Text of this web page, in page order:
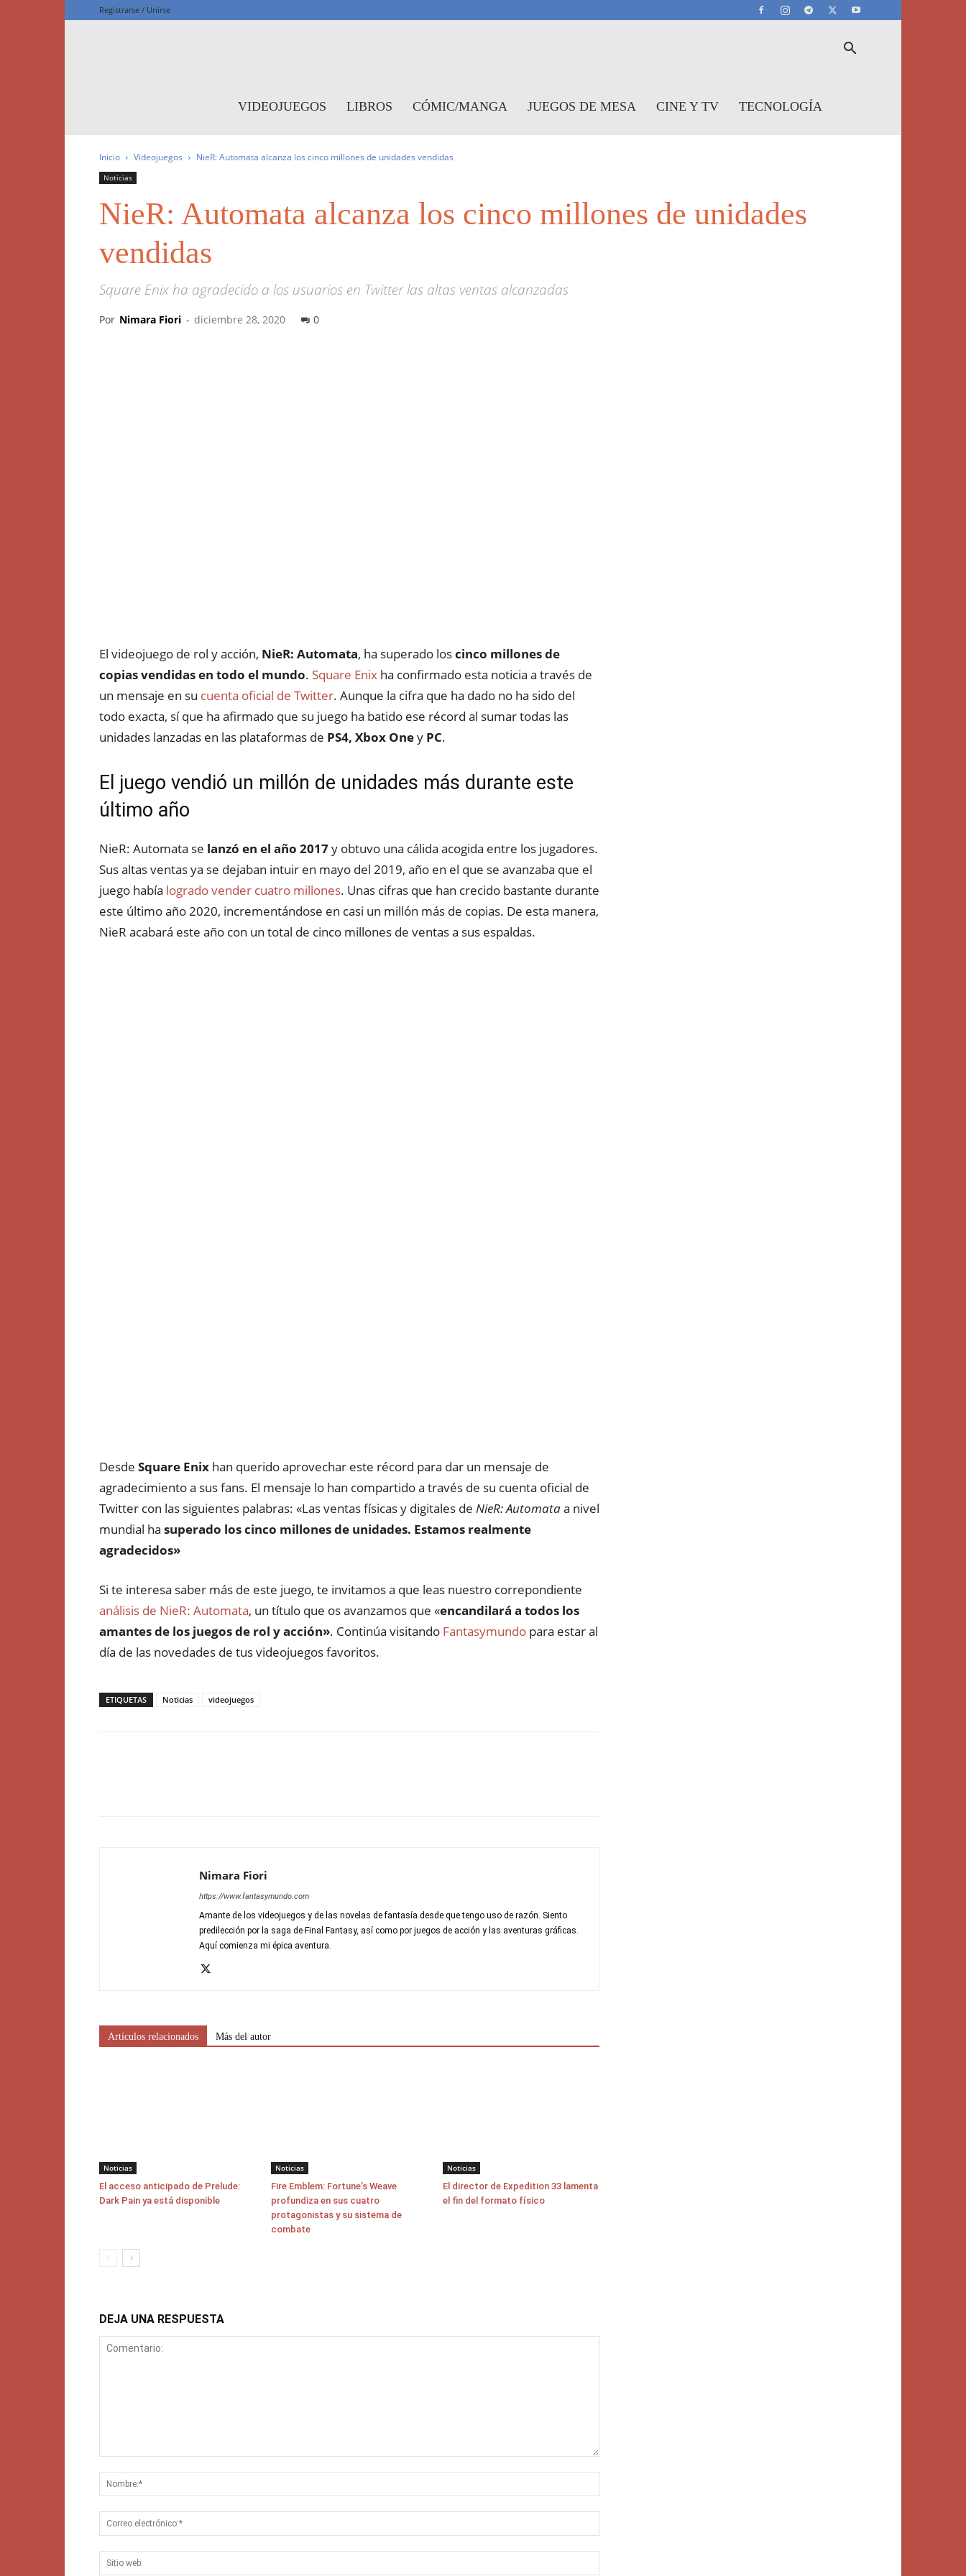
Registrarse / Unirse
VIDEOJUEGOS LIBROS CÓMIC/MANGA JUEGOS DE MESA CINE Y TV TECNOLOGÍA
Inicio Videojuegos NieR: Automata alcanza los cinco millones de unidades vendidas
Noticias
NieR: Automata alcanza los cinco millones de unidades
vendidas
Square Enix ha agradecido a los usuarios en Twitter las altas ventas alcanzadas
Por Nimara Fiori - diciembre 28, 2020 0
El videojuego de rol y acción, NieR: Automata, ha superado loscinco millones de
copias vendidas en todo el mundo. Square Enix ha confirmado esta noticia a través de
un mensaje en su cuenta oficial de Twitter. Aunque la cifra que ha dado no ha sido del
todo exacta, sí que ha afirmado que su juego ha batido ese récord al sumar todas las
unidades lanzadas en las plataformas de PS4, Xbox Oney PC.
El juego vendió un millón de unidades más durante este
último año
NieR: Automata se lanzó en el año 2017y obtuvo una cálida acogida entre los jugadores.
Sus altas ventas ya se dejaban intuir en mayo del 2019, año en el que se avanzaba que el
juego había logrado vender cuatro millones. Unas cifras que han crecido bastante durante
este último año 2020, incrementándose en casi un millón más de copias. De esta manera,
NieR acabará este año con un total de cinco millones de ventas a sus espaldas.
Desde Square Enix han querido aprovechar este récord para dar un mensaje de
agradecimiento a sus fans. El mensaje lo han compartido a través de su cuenta oficial de
Twitter con las siguientes palabras: «Las ventas físicas y digitales de NieR: Automataa nivel
mundial ha superado los cinco millones de unidades. Estamos realmente
agradecidos»
Si te interesa saber más de este juego, te invitamos a que leas nuestro correpondiente
análisis de NieR: Automata, un título que os avanzamos que «encandilará a todos los
amantes de los juegos de rol y acción». Continúa visitando Fantasymundo para estar al
día de las novedades de tus videojuegos favoritos.
ETIQUETAS Noticias videojuegos
Nimara Fiori
https://www.fantasymundo.com
Amante de los videojuegos y de las novelas de fantasía desde que tengo uso de razón. Siento
predilección por la saga de Final Fantasy, así como por juegos de acción y las aventuras gráficas.
Aquí comienza mi épica aventura.
Artículos relacionados Más del autor
Noticias
El acceso anticipado de Prelude:
Dark Pain ya está disponible
Noticias
Fire Emblem: Fortune’s Weave
profundiza en sus cuatro
protagonistas y su sistema de
combate
Noticias
El director de Expedition 33 lamenta
el fin del formato físico
DEJA UNA RESPUESTA